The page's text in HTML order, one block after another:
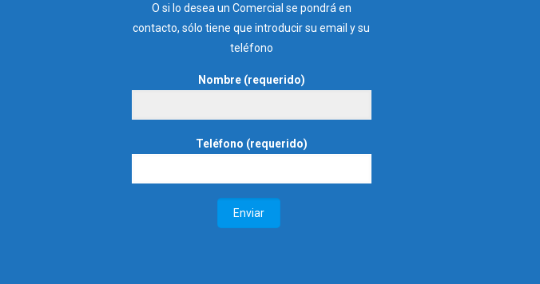
O si lo desea un Comercial se pondrá en
contacto, sólo tiene que introducir su email y su
teléfono
Nombre (requerido)
Teléfono (requerido)